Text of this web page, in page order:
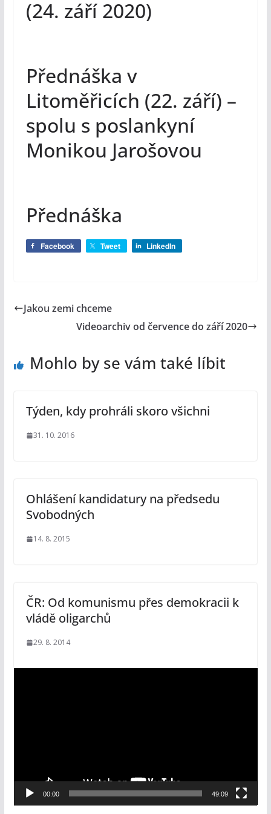
(24. září 2020)
Přednáška v
Litoměřicích (22. září) –
spolu s poslankyní
Monikou Jarošovou
Přednáška
Facebook Tweet LinkedIn
Jakou zemi chceme
Videoarchiv od července do září 2020
Mohlo by se vám také líbit
Týden, kdy prohráli skoro všichni
31. 10. 2016
Ohlášení kandidatury na předsedu
Svobodných
14. 8. 2015
ČR: Od komunismu přes demokracii k
vládě oligarchů
29. 8. 2014
e
00:00 49:09